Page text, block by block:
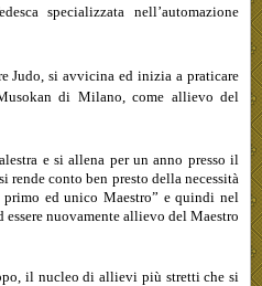
specializzata nell’automazione
Judo, si avvicina ed inizia a praticare
di Milano, come allievo del
e si allena per un anno presso il
rende conto ben presto della necessità
ed unico Maestro” e quindi nel
essere nuovamente allievo del Maestro
il nucleo di allievi più stretti che si